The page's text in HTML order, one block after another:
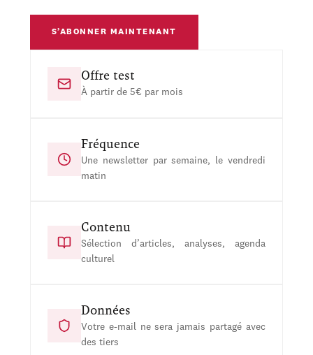
S’ABONNER MAINTENANT
Offre test
À partir de 5€ par mois
Fréquence
Une newsletter par semaine, le vendredi
matin
Contenu
Sélection d’articles, analyses, agenda
culturel
Données
Votre e-mail ne sera jamais partagé avec
des tiers